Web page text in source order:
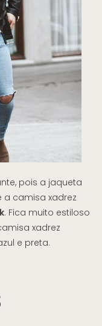
pois a jaqueta
camisa xadrez
. Fica muito estiloso
xadrez
e preta.